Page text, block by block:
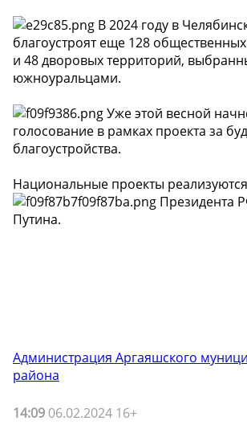
В 2024 году в
благоустроят еще 128
и 48 дворовых территорий,
южноуральцами.
Уже этой весной
голосование в рамках проекта за
благоустройства.
Национальные проекты
Президента
Путина.
Администрация Аргаяшского
района
14:09 06.02.2024 16+